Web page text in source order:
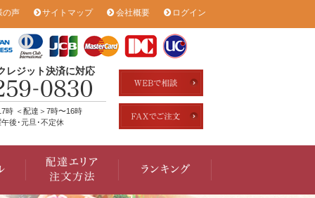
の声 サイトマップ 会社概要 ログイン
レジット決済に対応
時 ＜配達＞7時〜16時
後･元旦･不定休